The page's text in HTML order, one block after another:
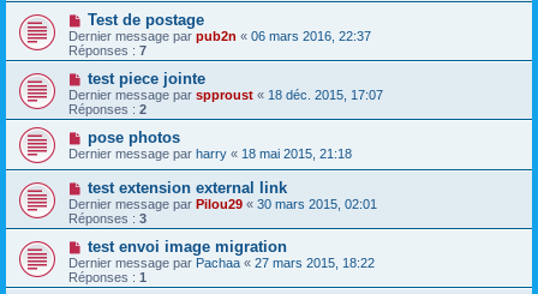
Test de postage
Dernier message par pub2n « 06 mars 2016, 22:37
Réponses : 7
test piece jointe
Dernier message par spproust « 18 déc. 2015, 17:07
Réponses : 2
pose photos
Dernier message par harry « 18 mai 2015, 21:18
test extension external link
Dernier message par Pilou29 « 30 mars 2015, 02:01
Réponses : 3
test envoi image migration
Dernier message par Pachaa « 27 mars 2015, 18:22
Réponses : 1